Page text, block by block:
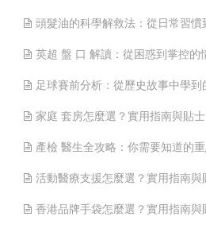
頭髮油的科學解救法：從日常習
英超 盤 口 解讀：從困惑到掌控的
足球賽前分析：從歷史故事中學到
家庭 套房怎麼選？實用指南與貼士
產檢 醫生全攻略：你需要知道的
活動醫療支援怎麼選？實用指南與
香港品牌手袋怎麼選？實用指南與